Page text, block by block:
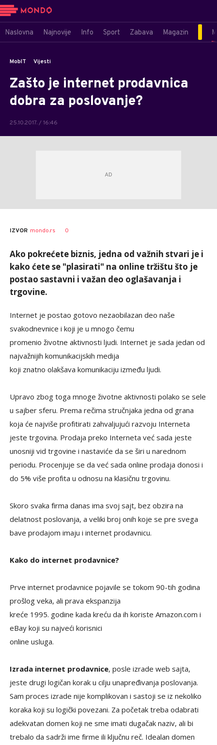
Naslovna Najnovije Info Sport Zabava Magazin
MobIT Vijesti
Zašto je internet prodavnica
dobra za poslovanje?
25.10.2017. / 16:46
IZVOR mondo.rs 0
Ako pokrećete biznis, jedna od važnih stvari je i
kako ćete se "plasirati" na online tržištu što je
postao sastavni i važan deo oglašavanja i
trgovine.
Internet je postao gotovo nezaobilazan deo naše
svakodnevnice i koji je u mnogo čemu
promenio životne aktivnosti ljudi. Internet je sada jedan od
najvažnijih komunikacijskih medija
koji znatno olakšava komunikaciju između ljudi.
Upravo zbog toga mnoge životne aktivnosti polako se sele
u sajber sferu. Prema rečima stručnjaka jedna od grana
koja će najviše profitirati zahvaljujući razvoju Interneta
jeste trgovina. Prodaja preko Interneta već sada jeste
unosniji vid trgovine i nastaviće da se širi u narednom
periodu. Procenjuje se da već sada online prodaja donosi i
do 5% više profita u odnosu na klasičnu trgovinu.
Skoro svaka firma danas ima svoj sajt, bez obzira na
delatnost poslovanja, a veliki broj onih koje se pre svega
bave prodajom imaju i internet prodavnicu.
Kako do internet prodavnice?
Prve internet prodavnice pojavile se tokom 90-tih godina
prošlog veka, ali prava ekspanzija
kreće 1995. godine kada kreću da ih koriste Amazon.com i
eBay koji su najveći korisnici
online usluga.
Izrada internet prodavnice, posle izrade web sajta,
jeste drugi logičan korak u cilju unapređivanja poslovanja.
Sam proces izrade nije komplikovan i sastoji se iz nekoliko
koraka koji su logički povezani. Za početak treba odabrati
adekvatan domen koji ne sme imati dugačak naziv, ali bi
trebalo da sadrži ime firme ili ključnu reč. Idealan domen